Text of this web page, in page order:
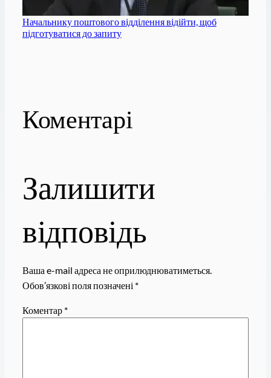
Начальнику поштового відділення відійти, щоб
підготуватися до запиту
Коментарі
Залишити
відповідь
Ваша e-mail адреса не оприлюднюватиметься.
Обов’язкові поля позначені *
Коментар *